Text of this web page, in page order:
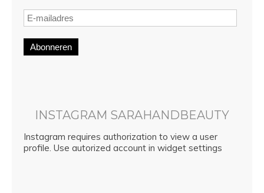
Abonneren
INSTAGRAM SARAHANDBEAUTY
Instagram requires authorization to view a user
profile. Use autorized account in widget settings